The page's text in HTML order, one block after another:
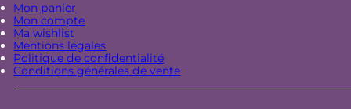
Mon panier
Mon compte
Ma wishlist
Mentions légales
Politique de confidentialité
Conditions générales de vente